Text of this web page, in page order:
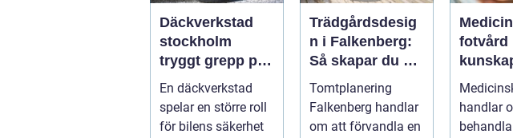
Däckverkstad
stockholm
tryggt grepp på
alla vägar
En däckverkstad
spelar en större roll
för bilens säkerhet
Trädgårdsdesig
n i Falkenberg:
Så skapar du en
genomtänkt
trädgård som
håller över tid
Tomtplanering
Falkenberg handlar
om att förvandla en
fotvård
handlar